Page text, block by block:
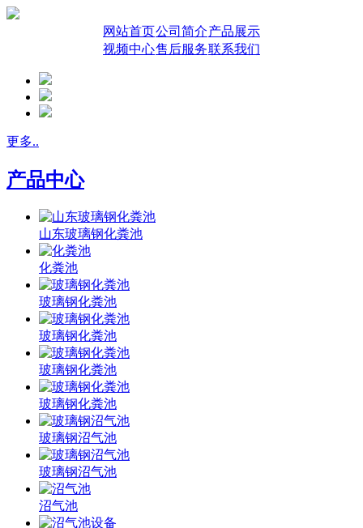
网站首页公司简介产品展示
视频中心售后服务联系我们
更多..
产品中心
山东玻璃钢化粪池
化粪池
玻璃钢化粪池
玻璃钢化粪池
玻璃钢化粪池
玻璃钢化粪池
玻璃钢沼气池
玻璃钢沼气池
沼气池